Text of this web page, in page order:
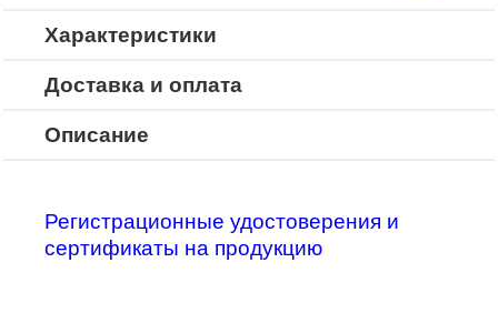
Характеристики
Доставка и оплата
Описание
Регистрационные удостоверения и
сертификаты на продукцию